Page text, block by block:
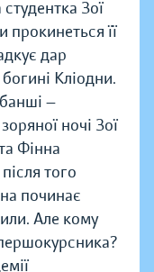
Зої
прокинеться її
дар
Кліодни.
—
ночі Зої
Фінна
того
починає
Але кому